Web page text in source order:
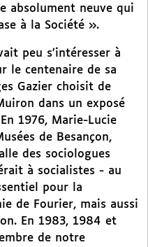
absolument neuve qui
à la Société ».
peu s’intéresser à
le centenaire de sa
Gazier choisit de
dans un exposé
1976, Marie-Lucie
de Besançon,
des sociologues
à socialistes - au
pour la
de Fourier, mais aussi
En 1983, 1984 et
de notre